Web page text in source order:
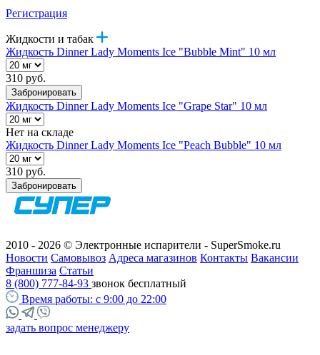
Регистрация
Жидкости и табак
Жидкость Dinner Lady Moments Ice "Bubble Mint" 10 мл
310 руб.
Забронировать
Жидкость Dinner Lady Moments Ice "Grape Star" 10 мл
Нет на складе
Жидкость Dinner Lady Moments Ice "Peach Bubble" 10 мл
310 руб.
Забронировать
2010 - 2026 © Электронные испарители - SuperSmoke.ru
Новости Самовывоз Адреса магазинов Контакты Вакансии
Франшиза Статьи
8 (800) 777-84-93 звонок бесплатный
Время работы: с 9:00 до 22:00
задать вопрос менеджеру